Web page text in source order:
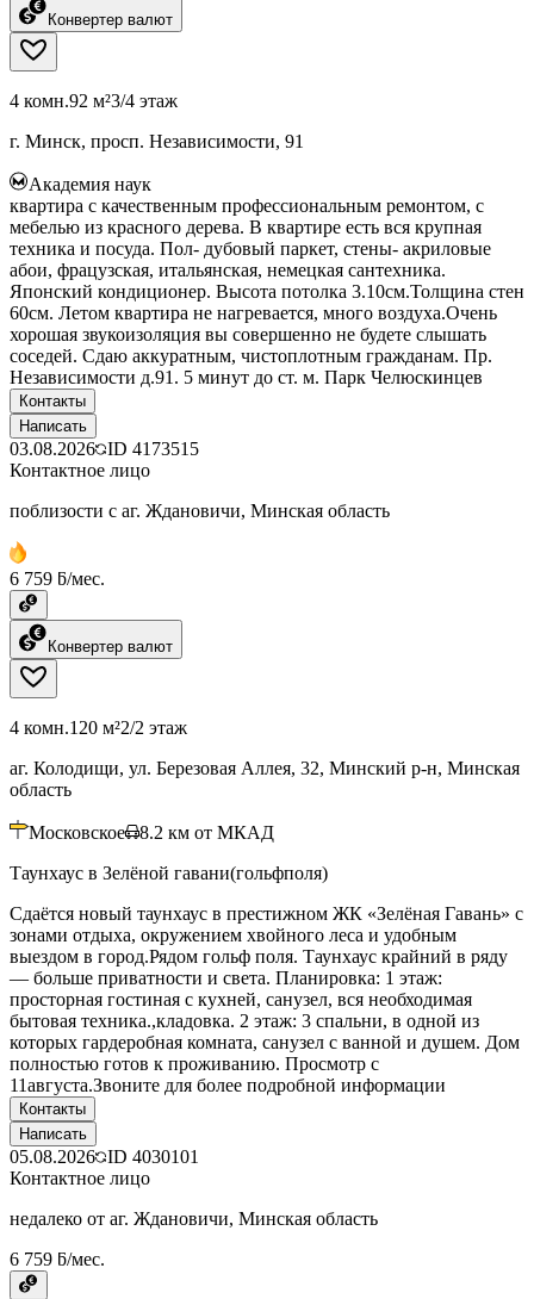
Конвертер валют
4 комн.92 м²3/4 этаж
г. Минск, просп. Независимости, 91
Академия наук
квартира с качественным профессиональным ремонтом, с
мебелью из красного дерева. В квартире есть вся крупная
техника и посуда. Пол- дубовый паркет, стены- акриловые
абои, фрацузская, итальянская, немецкая сантехника.
Японский кондиционер. Высота потолка 3.10см.Толщина стен
60см. Летом квартира не нагревается, много воздуха.Очень
хорошая звукоизоляция вы совершенно не будете слышать
соседей. Сдаю аккуратным, чистоплотным гражданам. Пр.
Независимости д.91. 5 минут до ст. м. Парк Челюскинцев
Контакты
Написать
03.08.2026 ID 4173515
Контактное лицо
поблизости с аг. Ждановичи, Минская область
6 759 ƃ/мес.
Конвертер валют
4 комн.120 м²2/2 этаж
аг. Колодищи, ул. Березовая Аллея, 32, Минский р-н, Минская
область
Московское 8.2 км от МКАД
Таунхаус в Зелёной гавани(гольфполя)
Сдаётся новый таунхаус в престижном ЖК «Зелёная Гавань» с
зонами отдыха, окружением хвойного леса и удобным
выездом в город.Рядом гольф поля. Таунхаус крайний в ряду
— больше приватности и света. Планировка: 1 этаж:
просторная гостиная с кухней, санузел, вся необходимая
бытовая техника.,кладовка. 2 этаж: 3 спальни, в одной из
которых гардеробная комната, санузел с ванной и душем. Дом
полностью готов к проживанию. Просмотр с
11августа.Звоните для более подробной информации
Контакты
Написать
05.08.2026 ID 4030101
Контактное лицо
недалеко от аг. Ждановичи, Минская область
6 759 ƃ/мес.